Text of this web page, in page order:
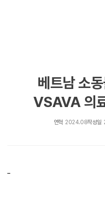
베트남 소
VSAVA 의
연혁 2024.08작성일